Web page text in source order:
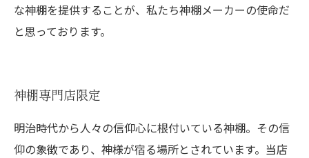
な神棚を提供することが、私たち神棚メーカーの使命だ
と思っております。
神棚専門店限定
明治時代から人々の信仰心に根付いている神棚。その信
仰の象徴であり、神様が宿る場所とされています。当店